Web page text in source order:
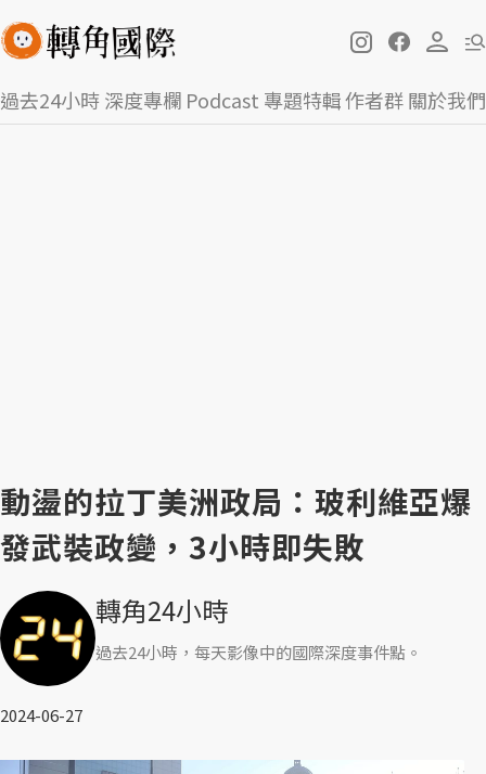
過去24小時深度專欄 Podcast 專題特輯作者群關於我們
動盪的拉丁美洲政局：玻利維亞爆
發武裝政變，3小時即失敗
轉角24小時
過去24小時，每天影像中的國際深度事件點。
2024-06-27